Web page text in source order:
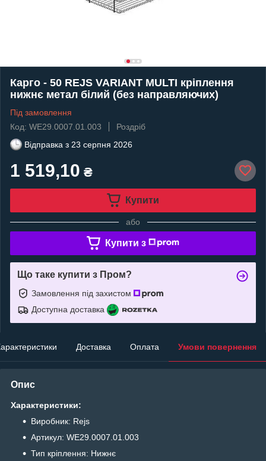
Карго - 50 REJS VARIANT MULTI кріплення
нижнє метал білий (без направляючих)
Під замовлення
Код: WE29.0007.01.003
Роздріб
Відправка з 23 серпня 2026
1 519,10 ₴
Купити
або
Купити з
Що таке купити з Пром?
Замовлення під захистом
Доступна доставка
Доставка Оплата Умови повернення
Опис
Характеристики:
Виробник: Rejs
Артикул: WE29.0007.01.003
Тип кріплення: Нижнє